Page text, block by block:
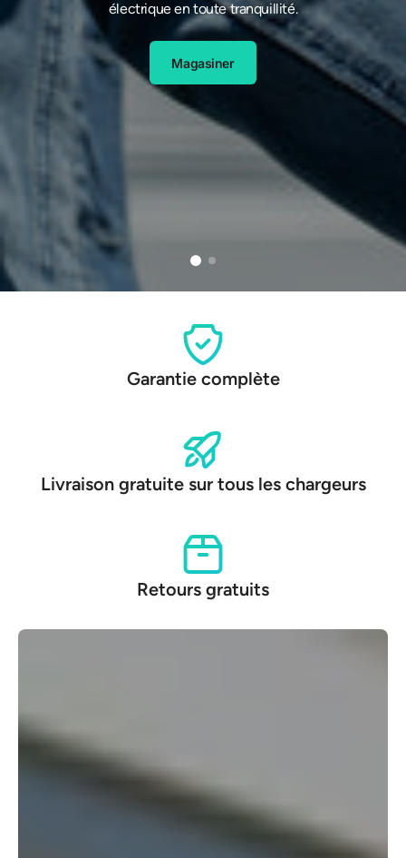
crédit de 50 $ sur l'appli ChargeHub pour simplifier votre
expérience de recharge publique.
Garantie complète
Livraison gratuite sur tous les chargeurs
Retours gratuits